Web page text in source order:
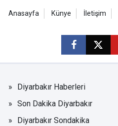
Anasayfa Künye İletişim
Diyarbakır Haberleri
Son Dakika Diyarbakır
Diyarbakır Sondakika